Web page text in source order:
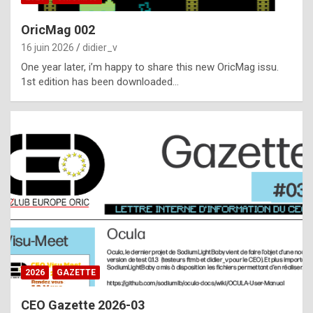
i
l
t
t
s
t
a
s
i
OricMag 002
16 juin 2026 didier_v
One year later, i’m happy to share this new OricMag issu.
1st edition has been downloaded…
2026 GAZETTE
CEO Gazette 2026-03